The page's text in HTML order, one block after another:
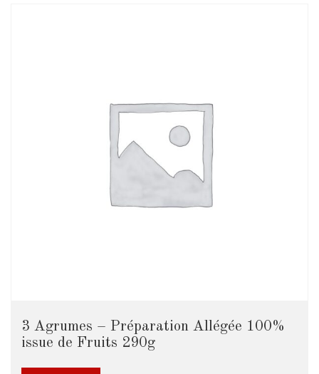
3 Agrumes – Préparation Allégée 100%
issue de Fruits 290g